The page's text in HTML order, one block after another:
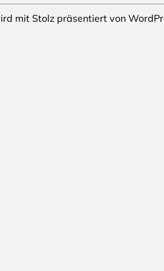
mit Stolz präsentiert von